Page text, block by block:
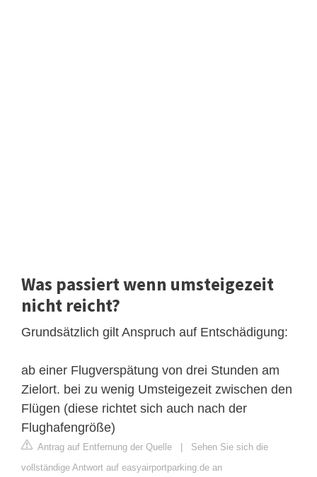
Was passiert wenn umsteigezeit
nicht reicht?
Grundsätzlich gilt Anspruch auf Entschädigung:
ab einer Flugverspätung von drei Stunden am
Zielort. bei zu wenig Umsteigezeit zwischen den
Flügen (diese richtet sich auch nach der
Flughafengröße)
Antrag auf Entfernung der Quelle
Sehen Sie sich die
vollständige Antwort auf easyairportparking.de an